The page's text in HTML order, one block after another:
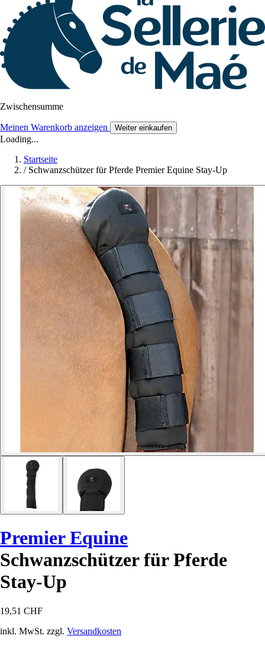
Zwischensumme
Meinen Warenkorb anzeigen Weiter einkaufen
Loading...
Startseite
/ Schwanzschützer für Pferde Premier Equine Stay-Up
Premier Equine
Schwanzschützer für Pferde
Stay-Up
19,51 CHF
inkl. MwSt. zzgl. Versandkosten